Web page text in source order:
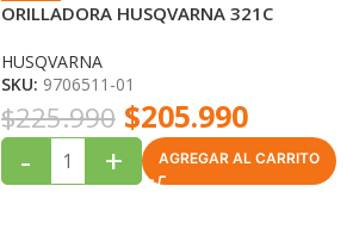
ORILLADORA HUSQVARNA 321C
HUSQVARNA
SKU: 9706511-01
$225.990 $205.990
- + AGREGAR AL CARRITO